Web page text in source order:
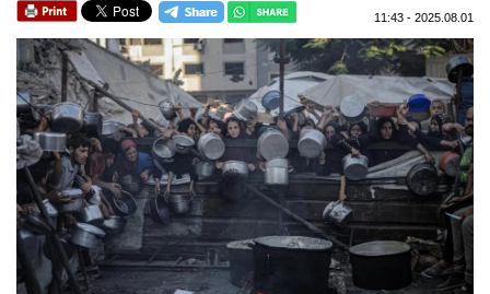
2025.08.01
-
11:43